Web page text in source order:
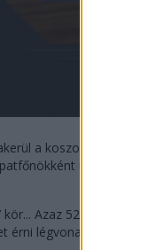
a koszorú Kubica,
ünnepelhet!
kör... Azaz 5273
érni légvonalban.